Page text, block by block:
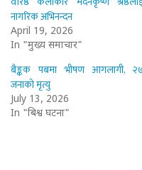
नागरिक अभिनन्दन
April 19, 2026
In "मुख्य समाचार"
बैङ्कक पबमा भीषण आगलागी,
जनाको मृत्यु
July 13, 2026
In "बिश्व घटना"